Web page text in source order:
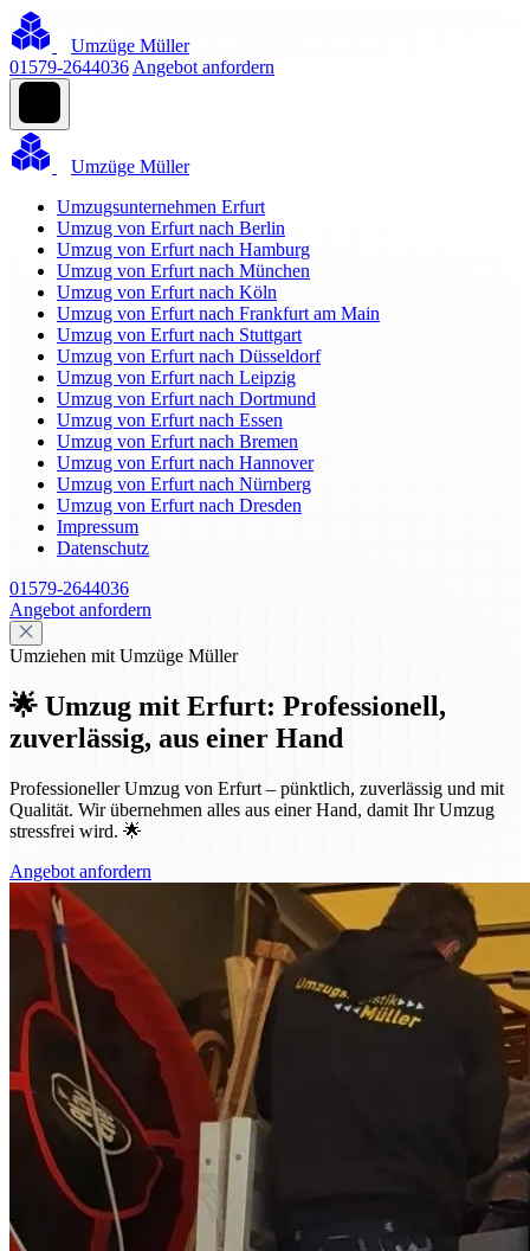
Umzüge Müller
01579-2644036 Angebot anfordern
Umzüge Müller
Umzugsunternehmen Erfurt
Umzug von Erfurt nach Berlin
Umzug von Erfurt nach Hamburg
Umzug von Erfurt nach München
Umzug von Erfurt nach Köln
Umzug von Erfurt nach Frankfurt am Main
Umzug von Erfurt nach Stuttgart
Umzug von Erfurt nach Düsseldorf
Umzug von Erfurt nach Leipzig
Umzug von Erfurt nach Dortmund
Umzug von Erfurt nach Essen
Umzug von Erfurt nach Bremen
Umzug von Erfurt nach Hannover
Umzug von Erfurt nach Nürnberg
Umzug von Erfurt nach Dresden
Impressum
Datenschutz
01579-2644036
Angebot anfordern
Umziehen mit Umzüge Müller
🌟 Umzug mit Erfurt: Professionell,
zuverlässig, aus einer Hand
Professioneller Umzug von Erfurt – pünktlich, zuverlässig und mit
Qualität. Wir übernehmen alles aus einer Hand, damit Ihr Umzug
stressfrei wird. 🌟
Angebot anfordern